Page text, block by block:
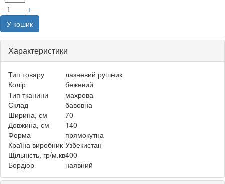
-
+
У кошик
Характеристики
Тип товару
лазневий рушник
Колір
бежевий
Тип тканини
махрова
Склад
бавовна
Ширина, см
70
Довжина, см
140
Форма
прямокутна
Країна виробник Узбекистан
Щільність, гр/м.кв400
Бордюр
наявний